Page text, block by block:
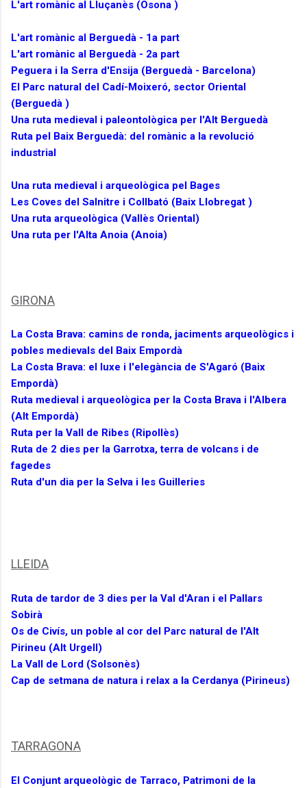
L'art romànic al Lluçanès (Osona )
L'art romànic al Berguedà - 1a part
L'art romànic al Berguedà - 2a part
Peguera i la Serra d'Ensija (Berguedà - Barcelona)
El Parc natural del Cadí-Moixeró, sector Oriental
(Berguedà )
Una ruta medieval i paleontològica per l'Alt Berguedà
Ruta pel Baix Berguedà: del romànic a la revolució
industrial
Una ruta medieval i arqueològica pel Bages
Les Coves del Salnitre i Collbató (Baix Llobregat )
Una ruta arqueològica (Vallès Oriental)
Una ruta per l'Alta Anoia (Anoia)
GIRONA
La Costa Brava: camins de ronda, jaciments arqueològics i
pobles medievals del Baix Empordà
La Costa Brava: el luxe i l'elegància de S'Agaró (Baix
Empordà)
Ruta medieval i arqueològica per la Costa Brava i l'Albera
(Alt Empordà)
Ruta per la Vall de Ribes (Ripollès)
Ruta de 2 dies per la Garrotxa, terra de volcans i de
fagedes
Ruta d'un dia per la Selva i les Guilleries
LLEIDA
Ruta de tardor de 3 dies per la Val d'Aran i el Pallars
Sobirà
Os de Civís, un poble al cor del Parc natural de l'Alt
Pirineu (Alt Urgell)
La Vall de Lord (Solsonès)
Cap de setmana de natura i relax a la Cerdanya (Pirineus)
TARRAGONA
El Conjunt arqueològic de Tarraco, Patrimoni de la